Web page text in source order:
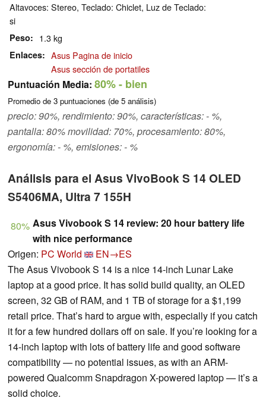
Altavoces: Stereo, Teclado: Chiclet, Luz de Teclado:
si
Peso 1.3 kg
Enlaces
Asus Pagina de inicio
Asus sección de portatiles
Puntuación Media: 80%- bien
Promedio de 3 puntuaciones (de 5 análisis)
precio: 90%, rendimiento: 90%, características: - %,
pantalla: 80% movilidad: 70%, procesamiento: 80%,
ergonomía: - %, emisiones: - %
Análisis para el Asus VivoBook S 14 OLED
S5406MA, Ultra 7 155H
80% Asus Vivobook S 14 review: 20 hour battery life
with nice performance
Origen: PC World
EN→ES
The Asus Vivobook S 14 is a nice 14-inch Lunar Lake
laptop at a good price. It has solid build quality, an OLED
screen, 32 GB of RAM, and 1 TB of storage for a $1,199
retail price. That’s hard to argue with, especially if you catch
it for a few hundred dollars off on sale. If you’re looking for a
14-inch laptop with lots of battery life and good software
compatibility — no potential issues, as with an ARM-
powered Qualcomm Snapdragon X-powered laptop — it’s a
solid choice.